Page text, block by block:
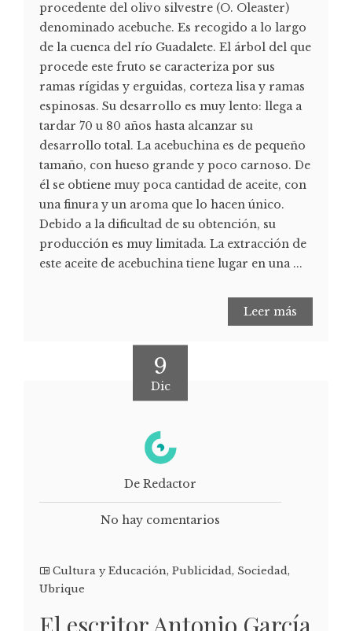
procedente del olivo silvestre (O. Oleaster)
denominado acebuche. Es recogido a lo largo
de la cuenca del río Guadalete. El árbol del que
procede este fruto se caracteriza por sus
ramas rígidas y erguidas, corteza lisa y ramas
espinosas. Su desarrollo es muy lento: llega a
tardar 70 u 80 años hasta alcanzar su
desarrollo total. La acebuchina es de pequeño
tamaño, con hueso grande y poco carnoso. De
él se obtiene muy poca cantidad de aceite, con
una finura y un aroma que lo hacen único.
Debido a la dificultad de su obtención, su
producción es muy limitada. La extracción de
este aceite de acebuchina tiene lugar en una ...
Leer más
9
Dic
De Redactor
No hay comentarios
Cultura y Educación, Publicidad, Sociedad,
Ubrique